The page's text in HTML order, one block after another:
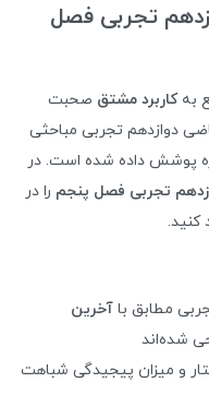
تجربی فصل
بهکاربرد مشتق صحبت
در این نمونه سوال از فصل 5 ریاضی دوازدهم تجربی مباحثی
پوشش داده شده است. در
تجربی فصل پنجم را در
کنید.
آخرین
شده‌اند
و میزان پیجیدگی شباهت